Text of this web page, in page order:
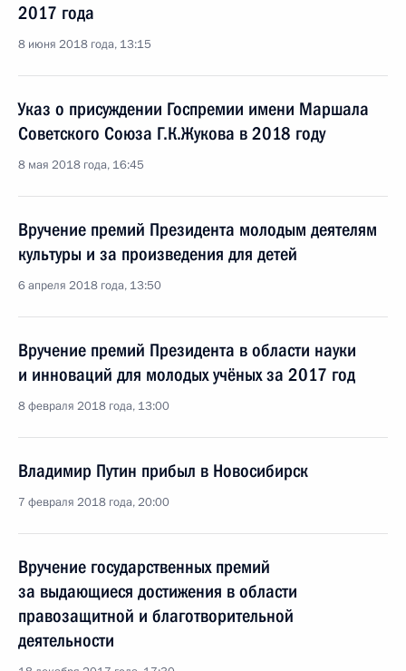
2017 года
8 июня 2018 года, 13:15
Указ о присуждении Госпремии имени Маршала
Советского Союза Г.К.Жукова в 2018 году
8 мая 2018 года, 16:45
Вручение премий Президента молодым деятелям
культуры и за произведения для детей
6 апреля 2018 года, 13:50
Вручение премий Президента в области науки
и инноваций для молодых учёных за 2017 год
8 февраля 2018 года, 13:00
Владимир Путин прибыл в Новосибирск
7 февраля 2018 года, 20:00
Вручение государственных премий
за выдающиеся достижения в области
правозащитной и благотворительной
деятельности